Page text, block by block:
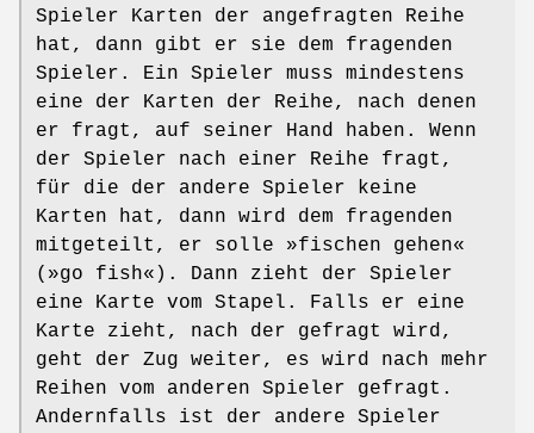
Spieler Karten der angefragten Reihe
hat, dann gibt er sie dem fragenden
Spieler. Ein Spieler muss mindestens
eine der Karten der Reihe, nach denen
er fragt, auf seiner Hand haben. Wenn
der Spieler nach einer Reihe fragt,
für die der andere Spieler keine
Karten hat, dann wird dem fragenden
mitgeteilt, er solle »fischen gehen«
(»go fish«). Dann zieht der Spieler
eine Karte vom Stapel. Falls er eine
Karte zieht, nach der gefragt wird,
geht der Zug weiter, es wird nach mehr
Reihen vom anderen Spieler gefragt.
Andernfalls ist der andere Spieler